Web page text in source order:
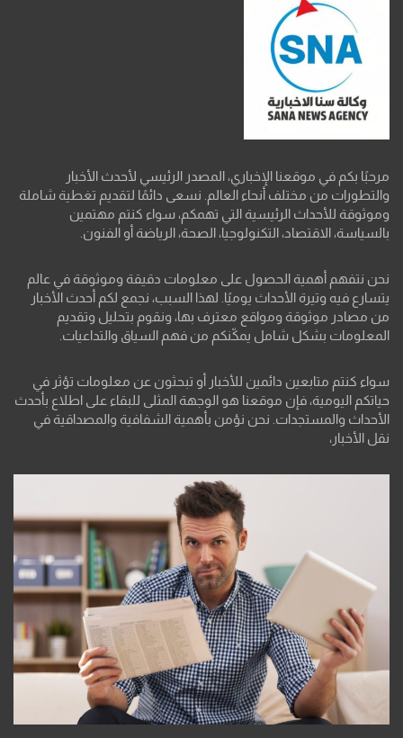
مرحبًا بكم في موقعنا الإخباري، المصدر الرئيسي لأحدث الأخبار
والتطورات من مختلف أنحاء العالم. نسعى دائمًا لتقديم تغطية شاملة
وموثوقة للأحداث الرئيسية التي تهمكم، سواء كنتم مهتمين
بالسياسة، الاقتصاد، التكنولوجيا، الصحة، الرياضة أو الفنون.
نحن نتفهم أهمية الحصول على معلومات دقيقة وموثوقة في عالم
يتسارع فيه وتيرة الأحداث يوميًا. لهذا السبب، نجمع لكم أحدث الأخبار
من مصادر موثوقة ومواقع معترف بها، ونقوم بتحليل وتقديم
المعلومات بشكل شامل يمكّنكم من فهم السياق والتداعيات.
سواء كنتم متابعين دائمين للأخبار أو تبحثون عن معلومات تؤثر في
حياتكم اليومية، فإن موقعنا هو الوجهة المثلى للبقاء على اطلاع بأحدث
الأحداث والمستجدات. نحن نؤمن بأهمية الشفافية والمصداقية في
نقل الأخبار،